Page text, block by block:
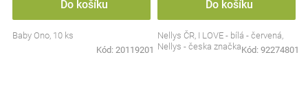
Do košíku
Baby Ono, 10 ks
Kód: 20119201
Do košíku
Nellys ČR, I LOVE - bílá - červená,
Nellys - česka značkaKód: 92274801